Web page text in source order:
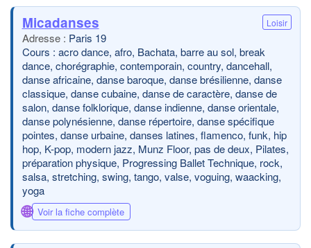
Micadanses Loisir
Paris 19
Cours : acro dance, afro, Bachata, barre au sol, break
dance, chorégraphie, contemporain, country, dancehall,
danse africaine, danse baroque, danse brésilienne, danse
classique, danse cubaine, danse de caractère, danse de
salon, danse folklorique, danse indienne, danse orientale,
danse polynésienne, danse répertoire, danse spécifique
pointes, danse urbaine, danses latines, flamenco, funk, hip
hop, K-pop, modern jazz, Munz Floor, pas de deux, Pilates,
préparation physique, Progressing Ballet Technique, rock,
salsa, stretching, swing, tango, valse, voguing, waacking,
yoga
🌐 Voir la fiche complète